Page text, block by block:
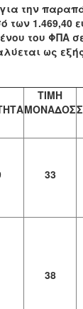
την
των 1.469,40
του ΦΠΑ
ως
ΤΙΜΗ
ΜΟΝΑΔΟΣ
33
38